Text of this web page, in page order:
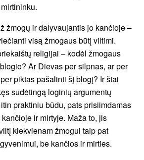
žmogų ir dalyvaujantis jo kančioje –
visą žmogaus būtį viltimi.
religijai – kodėl žmogaus
Ar Dievas per silpnas, ar per
piktas pašalinti šį blogį? Ir štai
sudėtingą loginių argumentų
praktiniu būdu, pats prisiimdamas
ir mirtyje. Maža to, jis
kiekvienam žmogui taip pat
be kančios ir mirties.